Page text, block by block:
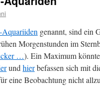
Aquariiden genannt, sind ein
Morgenstunden im
…). Ein Maximum
und hierbefassen sich mit
eine Beobachtung nicht